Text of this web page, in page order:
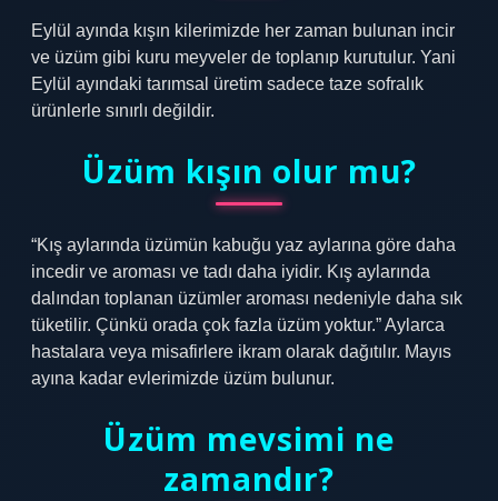
Eylül ayında kışın kilerimizde her zaman bulunan incir
ve üzüm gibi kuru meyveler de toplanıp kurutulur. Yani
Eylül ayındaki tarımsal üretim sadece taze sofralık
ürünlerle sınırlı değildir.
Üzüm kışın olur mu?
“Kış aylarında üzümün kabuğu yaz aylarına göre daha
incedir ve aroması ve tadı daha iyidir. Kış aylarında
dalından toplanan üzümler aroması nedeniyle daha sık
tüketilir. Çünkü orada çok fazla üzüm yoktur.” Aylarca
hastalara veya misafirlere ikram olarak dağıtılır. Mayıs
ayına kadar evlerimizde üzüm bulunur.
Üzüm mevsimi ne
zamandır?